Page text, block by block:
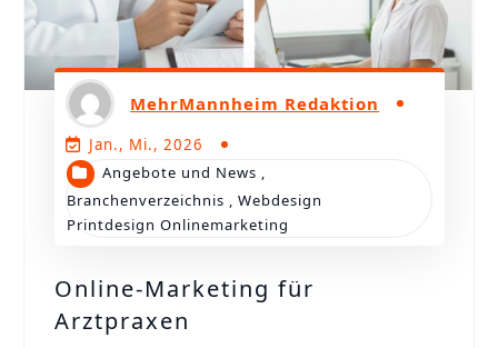
MehrMannheim Redaktion
Jan., Mi., 2026
Angebote und News ,
Branchenverzeichnis ,Webdesign
Printdesign Onlinemarketing
Online-Marketing für
Arztpraxen